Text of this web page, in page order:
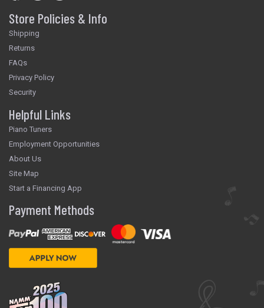
Store Policies & Info
Shipping
Returns
FAQs
Privacy Policy
Security
Helpful Links
Piano Tuners
Employment Opportunities
About Us
Site Map
Start a Financing App
Payment Methods